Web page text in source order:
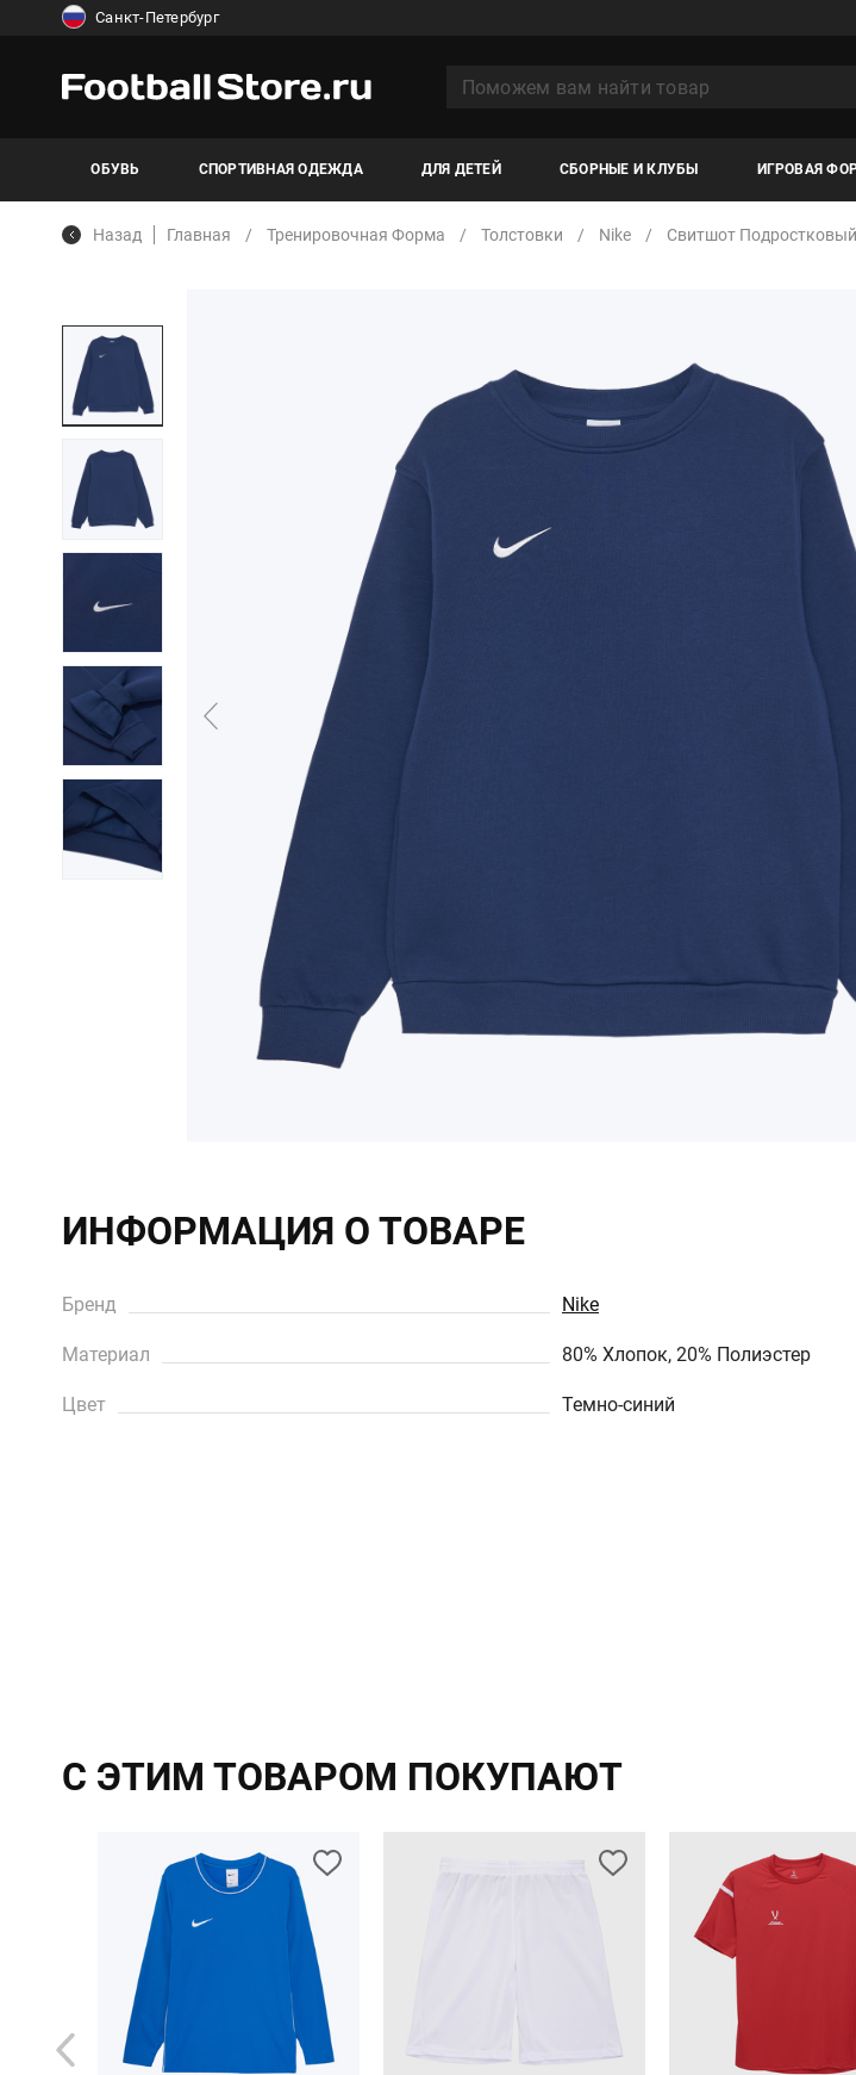
Санкт-Петербург
ОБУВЬ СПОРТИВНАЯ ОДЕЖДА ДЛЯ ДЕТЕЙ СБОРНЫЕ И КЛУБЫ ИГРОВАЯ
Назад Главная Тренировочная Форма Толстовки Nike Свитшот Подростковый
ИНФОРМАЦИЯ О ТОВАРЕ
Бренд Nike
Материал 80% Хлопок, 20% Полиэстер
Цвет Темно-синий
С ЭТИМ ТОВАРОМ ПОКУПАЮТ